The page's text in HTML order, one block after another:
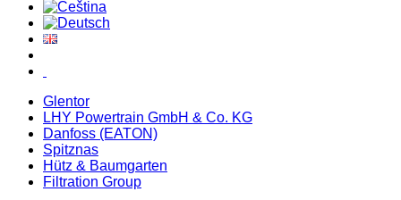
Glentor
LHY Powertrain GmbH & Co. KG
Danfoss (EATON)
Spitznas
Hütz & Baumgarten
Filtration Group